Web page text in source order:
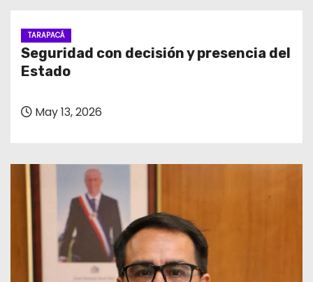
TARAPACÁ
Seguridad con decisión y presencia del
Estado
May 13, 2026